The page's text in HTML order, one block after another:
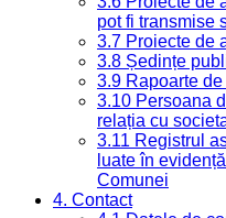
pot fi transmise
3.7 Proiecte de
3.8 Ședințe
3.9 Rapoarte
3.10 Persoana
relația cu
3.11 Registrul
luate în
Comunei
4. Contact